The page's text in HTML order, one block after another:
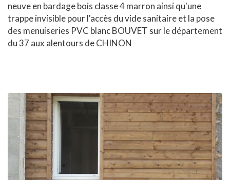
neuve en bardage bois classe 4 marron ainsi qu'une
trappe invisible pour l'accès du vide sanitaire et la pose
des menuiseries PVC blanc BOUVET sur le département
du 37 aux alentours de CHINON